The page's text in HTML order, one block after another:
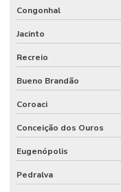
Congonhal
Jacinto
Recreio
Bueno Brandão
Coroaci
Conceição dos Ouros
Eugenópolis
Pedralva